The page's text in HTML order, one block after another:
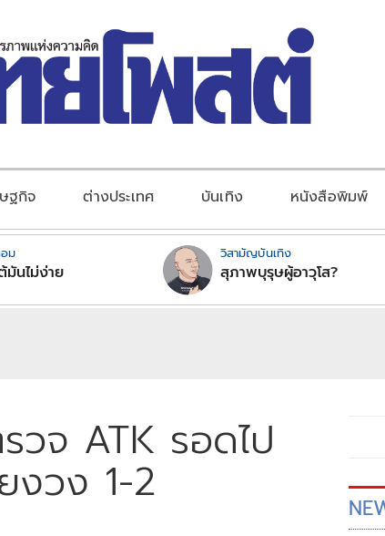
ฐกิจ ต่างประเทศ บันเทิง หนังสือพิมพ์
ม
มันไม่ง่าย
วิสามัญบันเทิง
สุภาพบุรุษผู้อาวุโส?
วจ ATK รอดไป
งวง 1-2